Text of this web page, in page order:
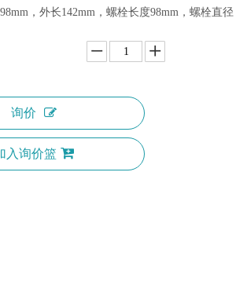
，外长142mm，螺栓长度98mm，螺栓直径
询价
入询价篮